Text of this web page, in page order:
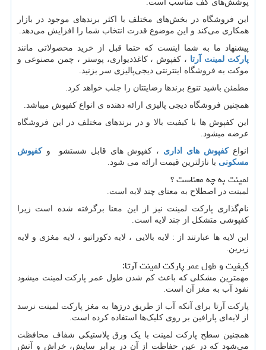
پوشش‌های کف مناسب است.
این فروشگاه در بخش‌های مختلف با اکثر برندهای موجود در بازار
همکاری می‌کند و این موضوع قدرت انتخاب شما را افزایش می‌دهد.
پیشنهاد ما به شما اینست که حتما قبل از خرید محصولاتی مانند
پارکت لمینت آرتا ، کفپوش ، کاغذدیواری، پوستر ، چمن مصنوعی و
موکت به فروشگاه اینترنتی دیجی‌پالیزی سر بزنید.
مطمئن باشید تنوع برندها رضایتتان را جلب خواهد کرد.
همچنین فروشگاه دیجی پالیزی ارائه دهنده ی انواع کفپوش میباشد
این کفپوش ها با کیفیت بالا و در برندهای مختلف در این فروشگاه
عرضه میشود.
انواعکفپوش های اداری ، کفپوش های قابل شستشو وکفپوش
مسکونی با نازلترین قیمت ارائه می شود.
لمینت به چه معناست ؟
لمینت در اصطلاح به معنای چند لایه است.
نام‌گذاری پارکت لمینت نیز از این معنا برگرفته شده است زیرا
کفپوشی متشکل از چند لایه است.
این لایه ها عبارتند از : لایه بالایی ، لایه دکوراتیو ، لایه مغزی و لایه
زیرین.
کیفیت و طول عمر پارکت لمینت آرتا:
مهمترین مشکلی که باعث کم شدن طول عمر پارکت لمینت میشود
نفوذ آب به مغز آن است.
پارکت آرتا برای آنکه آب از طریق درزها به مغز پارکت لمینت نرسد
از لایه‌ای پارافین بر روی کلیک‌ها استفاده کرده است.
همچنین سطح پارکت لمینت با یک ورق پلاستیکی شفاف محافظت
می‌شود که در عین حفاظت از آن در برابر سایش، خراش و آتش